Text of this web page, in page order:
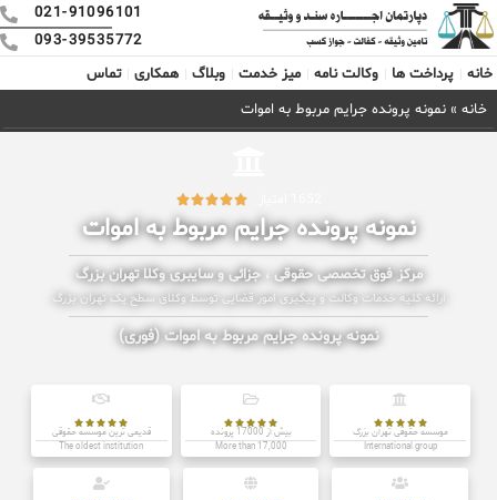
021-91096101
093-39535772
خانه
پرداخت ها وکالت نامه میز خدمت وبلاگ همکاری
تماس
خانه » نمونه پرونده جرایم مربوط به اموات





نمونه پرونده جرایم مربوط به اموات
مرکز فوق تخصصی حقوقی ، جزائی و سایبری وکلا تهران بزرگ
ارائه کلیه خدمات وکالت و پیگیری امور قضایی توسط وکلای سطح یک تهران بزرگ
نمونه پرونده جرایم مربوط به اموات (فوری)





موسسه حقوقی تهران بزرگ
International group





بیش از 17000 پرونده
More than 17,000





قدیمی ترین موسسه حقوقی
The oldest institution